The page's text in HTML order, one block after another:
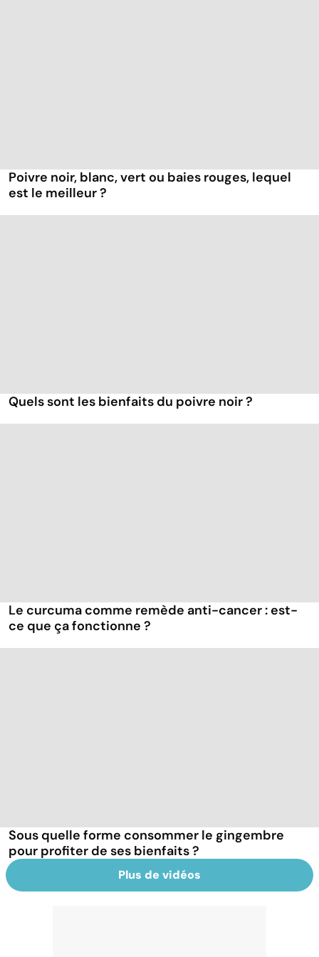
Poivre noir, blanc, vert ou baies rouges, lequel
est le meilleur ?
Quels sont les bienfaits du poivre noir ?
Le curcuma comme remède anti-cancer : est-
ce que ça fonctionne ?
Sous quelle forme consommer le gingembre
pour profiter de ses bienfaits ?
Plus de vidéos